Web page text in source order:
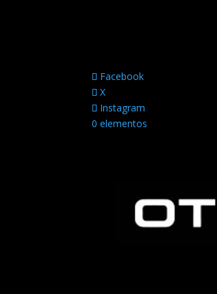
Facebook
X
Instagram
0 elementos